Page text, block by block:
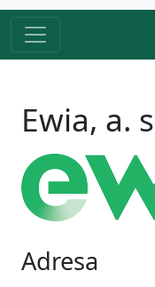
Ewia, a.
Adresa